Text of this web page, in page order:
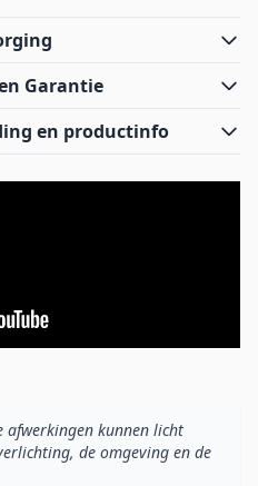
Garantie
en productinfo
afwerkingen kunnen licht
de omgeving en de